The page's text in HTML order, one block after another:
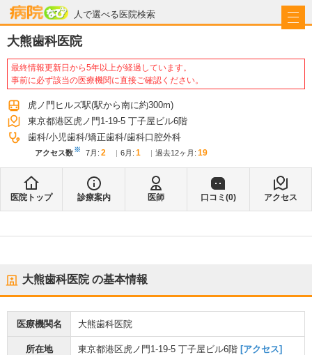
人で選べる医院検索
病院なび
大熊歯科医院
最終情報更新日から5年以上が経過しています。
事前に必ず該当の医療機関に直接ご確認ください。
虎ノ門ヒルズ駅(駅から南に約300m)
東京都港区虎ノ門1-19-5 丁子屋ビル6階
歯科 小児歯科 矯正歯科 歯科口腔外科
アクセス数※ 7月 : 2 6月 : 1 過去12ヶ月: 19
医院トップ 診療案内 医師 口コミ(0) アクセス
大熊歯科医院の基本情報
医療機関名 大熊歯科医院
所在地 東京都港区虎ノ門1-19-5 丁子屋ビル6階 [アクセス]